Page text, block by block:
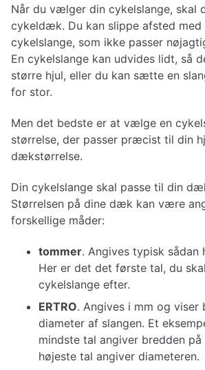
Når du vælger din cykelslange, skal
cykeldæk. Du kan slippe afsted med
cykelslange, som ikke passer
En cykelslange kan udvides lidt, så
større hjul, eller du kan sætte en
for stor.
Men det bedste er at vælge en
størrelse, der passer præcist til din
dækstørrelse.
Din cykelslange skal passe til din
Størrelsen på dine dæk kan være
forskellige måder:
tommer. Angives typisk sådan
Her er det det første tal, du
cykelslange efter.
ERTRO. Angives i mm og viser
diameter af slangen. Et
mindste tal angiver bredden
højeste tal angiver diameteren.